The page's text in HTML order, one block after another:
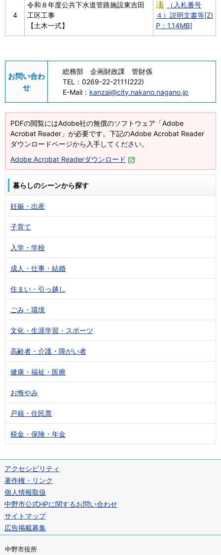
4
令和８年度公共下水道管路施設東吉田
工区工事
【土木一式】
（入札番号
４）説明文書等[ZI
P：1.14MB]
お問い合わ
せ
総務部 企画財政課 管財係
TEL： 0269-22-2111(222)
E-Mail： kanzai@city.nakano.nagano.jp
PDFの閲覧にはAdobe社の無償のソフトウェア「Adobe
Acrobat Reader」が必要です。下記のAdobe Acrobat Reader
ダウンロードページから入手してください。
Adobe Acrobat Readerダウンロード
暮らしのシーンから探す
妊娠・出産
子育て
入学・学校
成人・仕事・結婚
住まい・引っ越し
ごみ・環境
文化・生涯学習・スポーツ
高齢者・介護・障がい者
健康・福祉・医療
お悔やみ
戸籍・住民票
税金・保険・年金
アクセシビリティ
著作権・リンク
個人情報取扱
中野市公式HPに関するお問い合わせ
サイトマップ
広告掲載募集
中野市役所